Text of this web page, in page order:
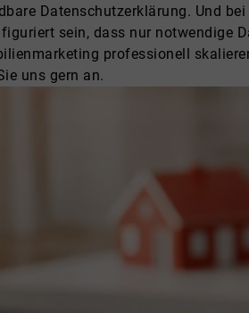
Datenschutzerklärung. Und
sein, dass nur notwendige
professionell
uns gern an.